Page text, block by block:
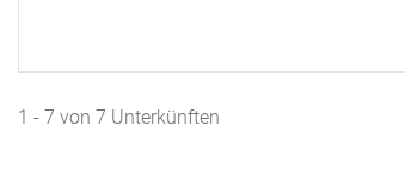
1 - 7 von 7 Unterkünften